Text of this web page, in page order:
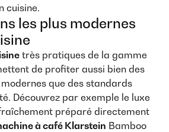
cuisine.
les plus modernes
très pratiques de la gamme
de profiter aussi bien des
que des standards
Découvrez par exemple le luxe
préparé directement
à café Klarstein Bamboo